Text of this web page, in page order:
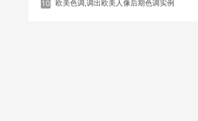
10 欧美色调,调出欧美人像后期色调实例